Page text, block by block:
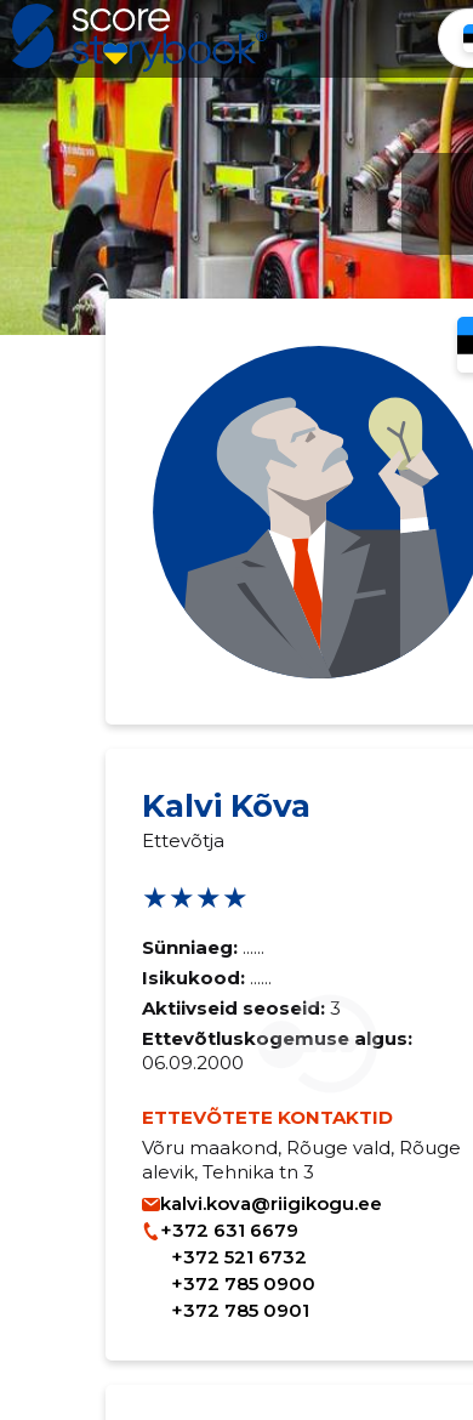
Kalvi Kõva
Ettevõtja
★★★★
Sünniaeg: ......
Isikukood: ......
Aktiivseid seoseid: 3
Ettevõtluskogemuse algus:
06.09.2000
ETTEVÕTETE KONTAKTID
Võru maakond, Rõuge vald, Rõuge
alevik, Tehnika tn 3
kalvi.kova@riigikogu.ee
+372 631 6679
+372 521 6732
+372 785 0900
+372 785 0901